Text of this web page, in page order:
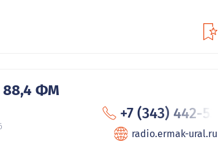
88,4 ФМ
+7 (343) 442-53
radio.ermak-ural.ru